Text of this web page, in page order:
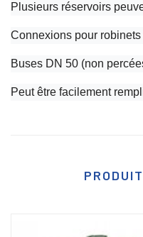
Plusieurs réservoirs
Connexions pour
Buses DN 50 (non
Peut être facilement